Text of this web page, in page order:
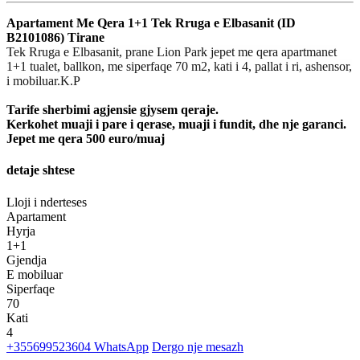
Apartament Me Qera 1+1 Tek Rruga e Elbasanit (ID
B2101086) Tirane
Tek Rruga e Elbasanit, prane Lion Park jepet me qera apartmanet
1+1 tualet, ballkon, me siperfaqe 70 m2, kati i 4, pallat i ri, ashensor,
i mobiluar.K.P
Tarife sherbimi agjensie gjysem qeraje.
Kerkohet muaji i pare i qerase, muaji i fundit, dhe nje garanci.
Jepet me qera 500 euro/muaj
detaje shtese
Lloji i nderteses
Apartament
Hyrja
1+1
Gjendja
E mobiluar
Siperfaqe
70
Kati
4
+355699523604 WhatsApp Dergo nje mesazh